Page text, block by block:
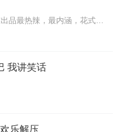
本节目由喜马拉雅FM独家出品最热辣，最内涵，花式撩拨你的小耳朵~每周七天，每日不听不散！
我讲笑话
乐解压